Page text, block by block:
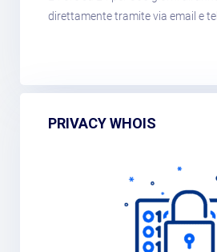
direttamente tramite via email e
PRIVACY WHOIS